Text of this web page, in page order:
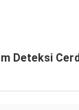
Deteksi